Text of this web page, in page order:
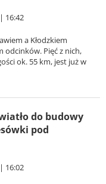
16:42
a Kłodzkiem
odcinków. Pięć z nich,
ok. 55 km, jest już w
do budowy
pod
16:02